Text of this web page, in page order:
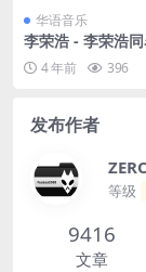
华语音乐
李荣浩 - 李荣浩
14/FLAC/分轨/
4 年前 396
发布作者
等级
9416
文章